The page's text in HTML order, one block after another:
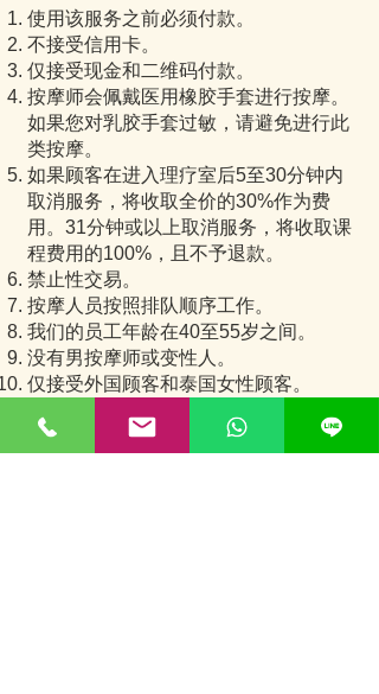
使用该服务之前必须付款。
不接受信用卡。
仅接受现金和二维码付款。
按摩师会佩戴医用橡胶手套进行按摩。
如果您对乳胶手套过敏，请避免进行此
类按摩。
如果顾客在进入理疗室后5至30分钟内
取消服务，将收取全价的30%作为费
用。31分钟或以上取消服务，将收取课
程费用的100%，且不予退款。
禁止性交易。
按摩人员按照排队顺序工作。
我们的员工年龄在40至55岁之间。
没有男按摩师或变性人。
仅接受外国顾客和泰国女性顾客。
一旦预订，请等待确认后再享受
服务。